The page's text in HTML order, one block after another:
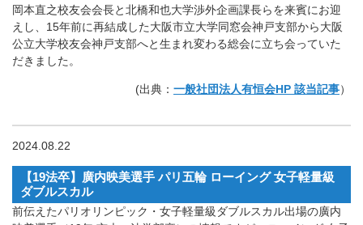
岡本直之校友会会長と北橋和也大学渉外企画課長らを来賓にお迎
えし、15年前に再結成した大阪市立大学同窓会神戸支部から大阪
公立大学校友会神戸支部へと生まれ変わる総会に立ち会っていた
だきました。
(出典： 一般社団法人有恒会HP 該当記事）
2024.08.22
【19法卒】廣内映美選手 パリ五輪 ローイング 女子軽量級
ダブルスカル
前伝えたパリオリンピック・女子軽量級ダブルスカル出場の廣内